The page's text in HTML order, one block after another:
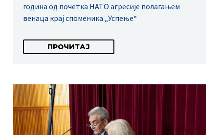
година од почетка НАТО агресије полагањем
венаца крај споменика „Успење“
ПРОЧИТАЈ